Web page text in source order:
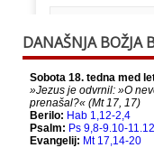
When this
owner only
people,
deleted.
View on Facebook ·
DANAŠNJA BOŽJA